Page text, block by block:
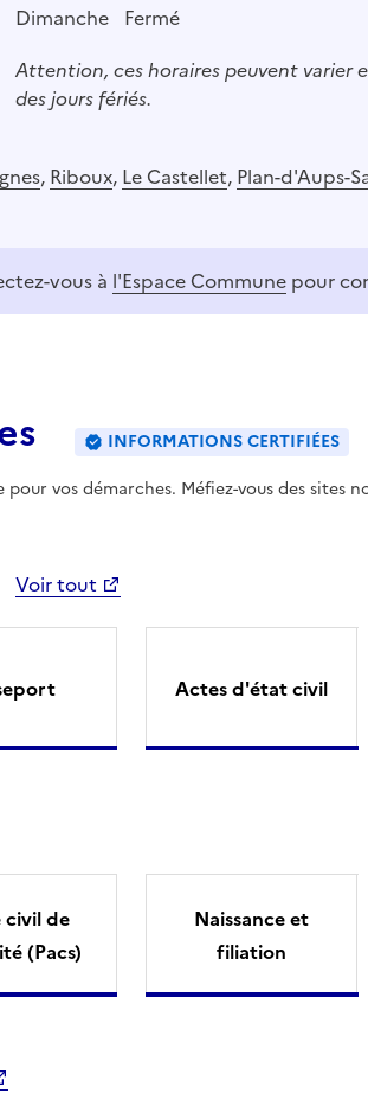
Dimanche Fermé
Attention, ces horaires peuvent varier
des jours fériés.
, Riboux, Le Castellet, Plan-d'Aups-
vous à l'Espace Commune pour
INFORMATIONS CERTIFIÉES
vos démarches. Méfiez-vous des sites
Voir tout
Actes d'état civil
civil de
(Pacs)
Naissance et
filiation